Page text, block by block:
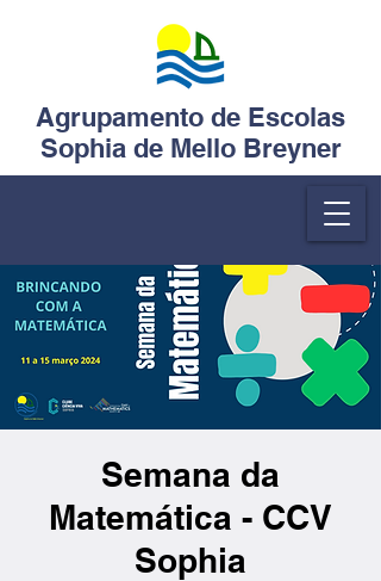
Agrupamento de Escolas
Sophia de Mello Breyner
Semana da
Matemática - CCV
Sophia